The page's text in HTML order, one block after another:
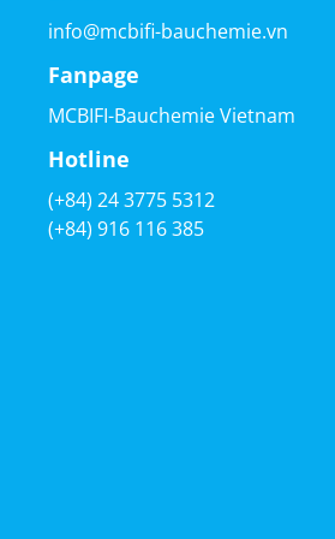
info@mcbifi-bauchemie.vn
Fanpage
MCBIFI-Bauchemie Vietnam
Hotline
(+84) 24 3775 5312
(+84) 916 116 385